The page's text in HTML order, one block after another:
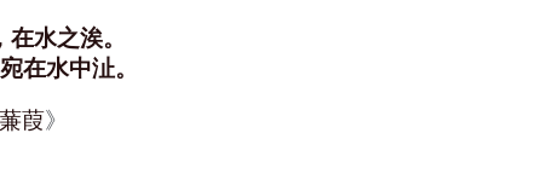
水之涘。
在水中沚。
蒹葭》